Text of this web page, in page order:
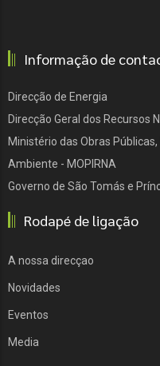
Informação de
Direcção de Energia
Direcção Geral dos Recursos
Ministério das Obras
Ambiente - MOPIRNA
Governo de São Tomás e
Rodapé de ligação
A nossa direcçao
Novidades
Eventos
Media